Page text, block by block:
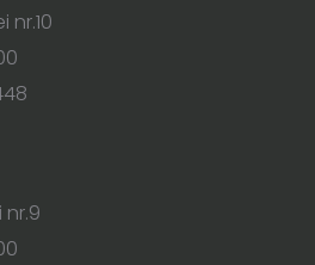
nr.10
nr.9